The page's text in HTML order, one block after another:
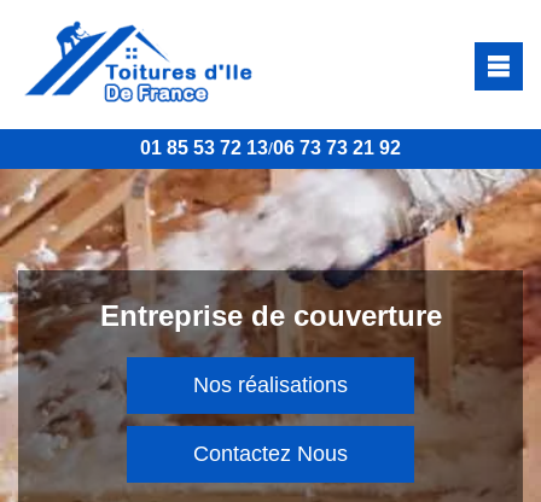
01 85 53 72 13/06 73 73 21 92
Entreprise de couverture
Nos réalisations
Contactez Nous